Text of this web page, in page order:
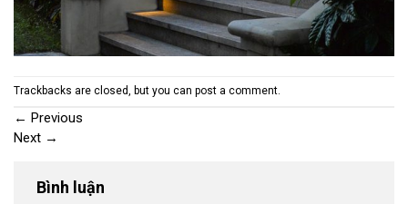
Trackbacks are closed, but you can post a comment.
← Previous
Next →
Bình luận